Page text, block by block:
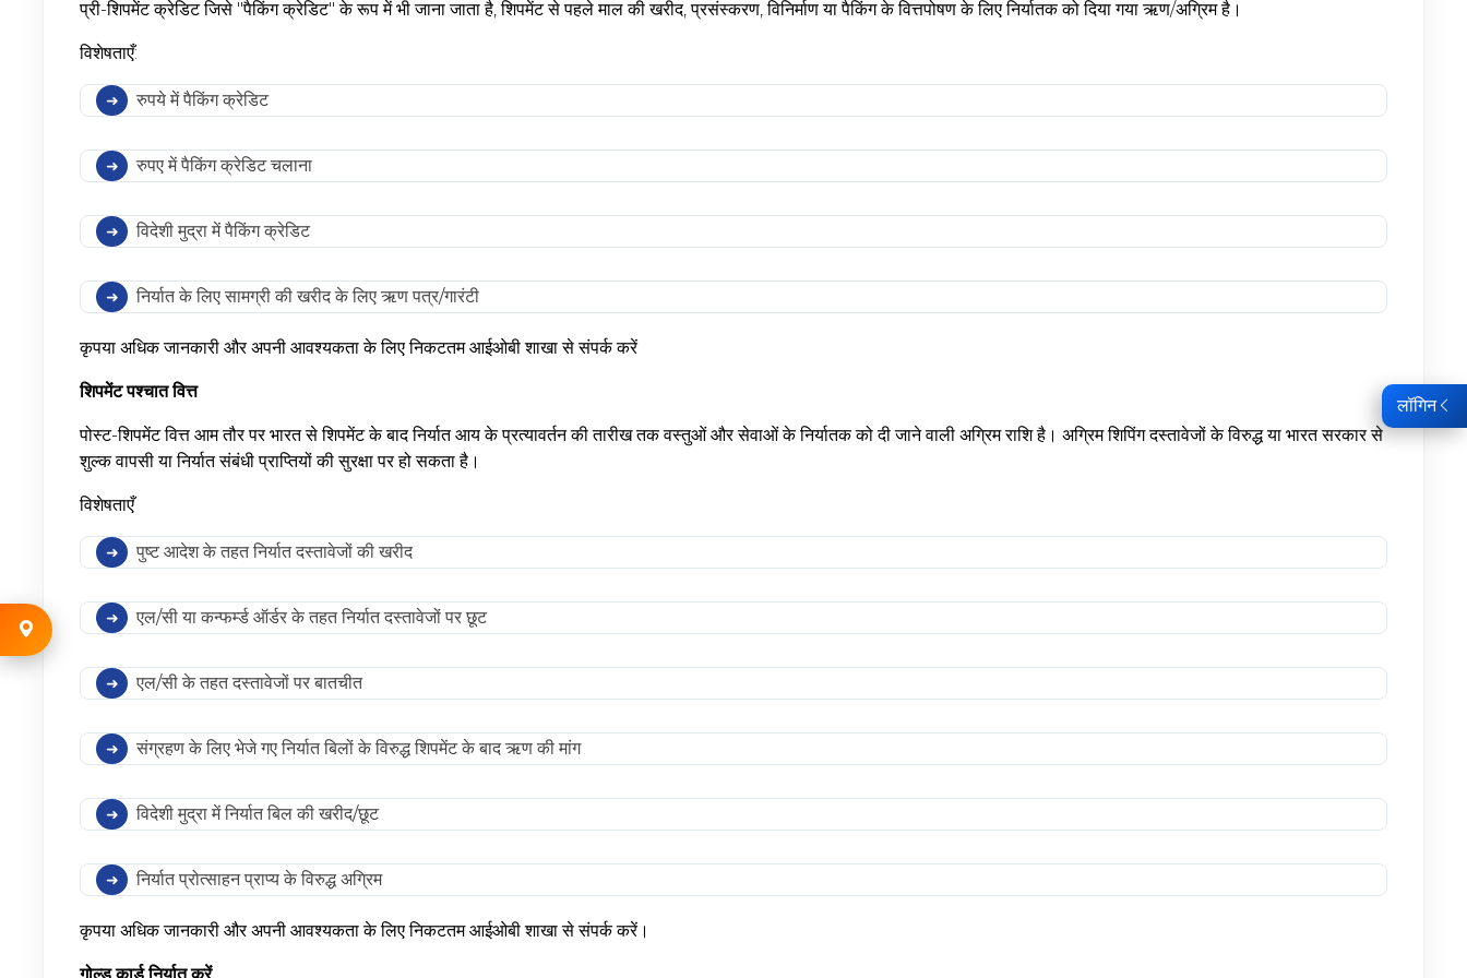
प्री-शिपमेंट क्रेडिट जिसे "पैकिंग क्रेडिट" के रूप में भी जाना जाता है, शिपमेंट से पहले माल की खरीद, प्रसंस्करण, विनिर्माण या पैकिंग के वित्तपोषण के लिए निर्यातक को दिया गया ऋण/अग्रिम है।
विशेषताएँ:
रुपये में पैकिंग क्रेडिट
रुपए में पैकिंग क्रेडिट चलाना
विदेशी मुद्रा में पैकिंग क्रेडिट
निर्यात के लिए सामग्री की खरीद के लिए ऋण पत्र/गारंटी
कृपया अधिक जानकारी और अपनी आवश्यकता के लिए निकटतम आईओबी शाखा से संपर्क करें
शिपमेंट पश्चात वित्त
पोस्ट-शिपमेंट वित्त आम तौर पर भारत से शिपमेंट के बाद निर्यात आय के प्रत्यावर्तन की तारीख तक वस्तुओं और सेवाओं के निर्यातक को दी जाने वाली अग्रिम राशि है। अग्रिम शिपिंग दस्तावेजों के विरुद्ध या भारत सरकार से
शुल्क वापसी या निर्यात संबंधी प्राप्तियों की सुरक्षा पर हो सकता है।
विशेषताएँ
पुष्ट आदेश के तहत निर्यात दस्तावेजों की खरीद
एल/सी या कन्फर्म्ड ऑर्डर के तहत निर्यात दस्तावेजों पर छूट
एल/सी के तहत दस्तावेजों पर बातचीत
संग्रहण के लिए भेजे गए निर्यात बिलों के विरुद्ध शिपमेंट के बाद ऋण की मांग
विदेशी मुद्रा में निर्यात बिल की खरीद/छूट
निर्यात प्रोत्साहन प्राप्य के विरुद्ध अग्रिम
कृपया अधिक जानकारी और अपनी आवश्यकता के लिए निकटतम आईओबी शाखा से संपर्क करें।
लॉगिन